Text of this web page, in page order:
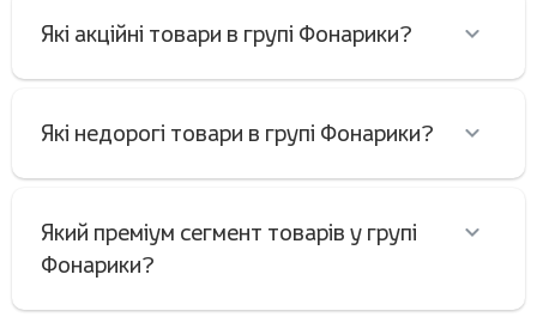
Які акційні товари в групі Фонарики?
Які недорогі товари в групі Фонарики?
Який преміум сегмент товарів у групі
Фонарики?